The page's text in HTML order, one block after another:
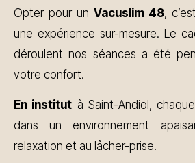
Opter pour un Vacuslim 48,
une expérience sur-mesure. Le
déroulent nos séances a été
votre confort.
En institut à Saint-Andiol,
dans un environnement
relaxation et au lâcher-prise.